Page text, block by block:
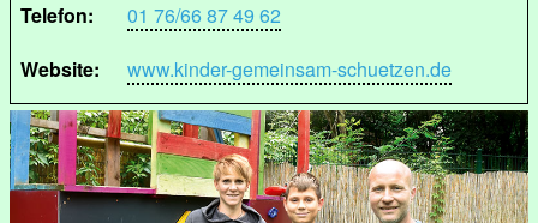
Telefon:
01 76/66 87 49 62
Website:
www.kinder-gemeinsam-schuetzen.de